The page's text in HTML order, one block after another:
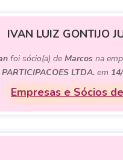
IVAN LUIZ GONTIJO
foi sócio(a) de Marcos na
PARTICIPACOES LTDA. em
Empresas e Sócios